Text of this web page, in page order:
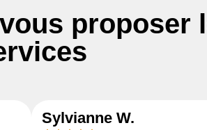
proposer
Sylvianne W.